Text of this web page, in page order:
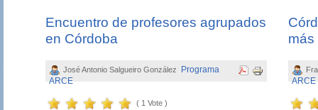
Encuentro de profesores agrupados
en Córdoba
José Antonio Salgueiro González
Programa
ARCE
( 1 Vote )
más
ARCE